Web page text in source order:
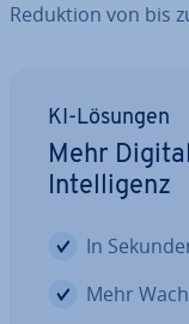
Reduktion von bis
KI-Lösungen
Mehr
In­tel­li­genz
In
Mehr